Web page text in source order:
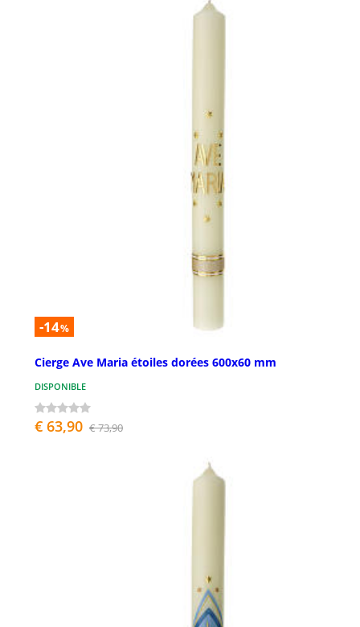
-14%
Cierge Ave Maria étoiles dorées 600x60 mm
DISPONIBLE
€ 63,90 € 73,90